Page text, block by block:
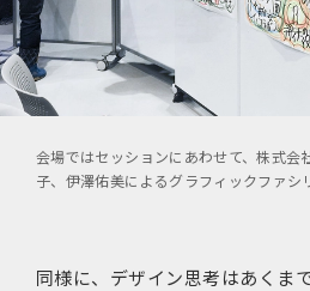
会場ではセッションにあわせて、株式会
子、伊澤佑美によるグラフィックファシ
同様に、デザイン思考はあくま